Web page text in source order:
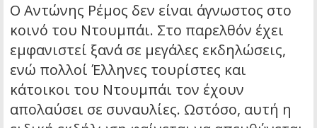
Ο Αντώνης Ρέμος δεν είναι άγνωστος στο
κοινό του Ντουμπάι. Στο παρελθόν έχει
εμφανιστεί ξανά σε μεγάλες εκδηλώσεις,
ενώ πολλοί Έλληνες τουρίστες και
κάτοικοι του Ντουμπάι τον έχουν
απολαύσει σε συναυλίες. Ωστόσο, αυτή η